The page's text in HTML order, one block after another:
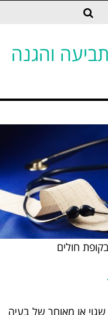
והגנה
חולים
שגוי או מאוחר של בעיה